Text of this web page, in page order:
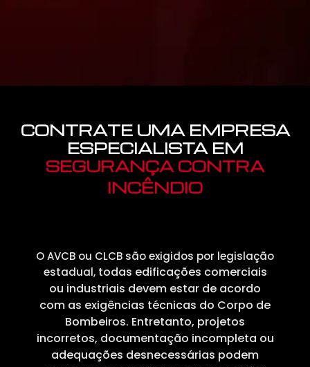
CONTRATE UMA EMPRESA
ESPECIALISTA EM
SEGURANÇA CONTRA
INCÊNDIO
O AVCB ou CLCB são exigidos por legislação
estadual, todas edificações comerciais
ou industriais devem estar de acordo
com as exigências técnicas do Corpo de
Bombeiros. Entretanto, projetos
incorretos, documentação incompleta ou
adequações desnecessárias podem